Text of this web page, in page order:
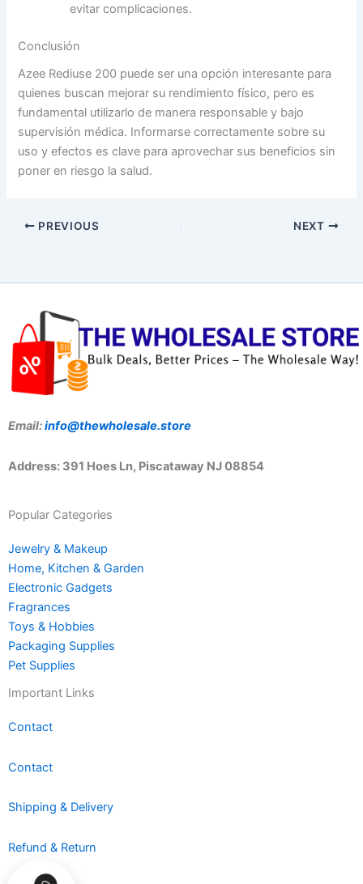
evitar complicaciones.
Conclusión
Azee Rediuse 200 puede ser una opción interesante para
quienes buscan mejorar su rendimiento físico, pero es
fundamental utilizarlo de manera responsable y bajo
supervisión médica. Informarse correctamente sobre su
uso y efectos es clave para aprovechar sus beneficios sin
poner en riesgo la salud.
PREVIOUS NEXT
Email:info@thewholesale.store
Address: 391 Hoes Ln, Piscataway NJ 08854
Popular Categories
Jewelry & Makeup
Home, Kitchen & Garden
Electronic Gadgets
Fragrances
Toys & Hobbies
Packaging Supplies
Pet Supplies
Important Links
Contact
Contact
Shipping & Delivery
Refund & Return